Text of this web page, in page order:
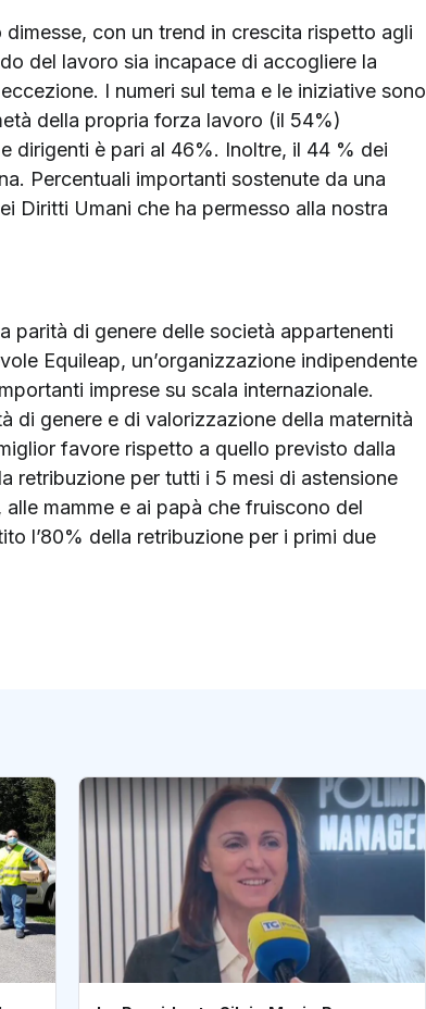
con un trend in crescita rispetto agli
del lavoro sia incapace di accogliere la
I numeri sul tema e le iniziative sono
della propria forza lavoro (il 54%)
dirigenti è pari al 46%. Inoltre, il 44 % dei
Percentuali importanti sostenute da una
Diritti Umani che ha permesso alla nostra
parità di genere delle società appartenenti
Equileap, un’organizzazione indipendente
imprese su scala internazionale.
di genere e di valorizzazione della maternità
favore rispetto a quello previsto dalla
retribuzione per tutti i 5 mesi di astensione
mamme e ai papà che fruiscono del
l’80% della retribuzione per i primi due